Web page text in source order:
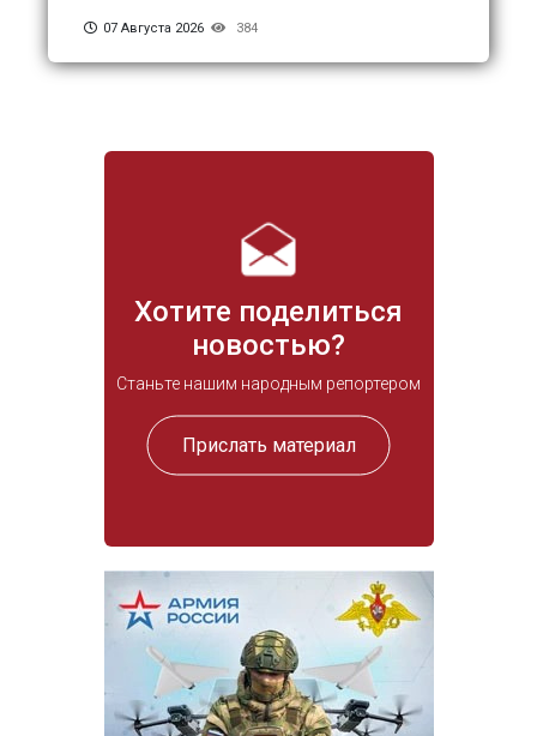
Хотите поделиться
новостью?
Станьте нашим народным репортером
Прислать материал
07 Августа 2026 384